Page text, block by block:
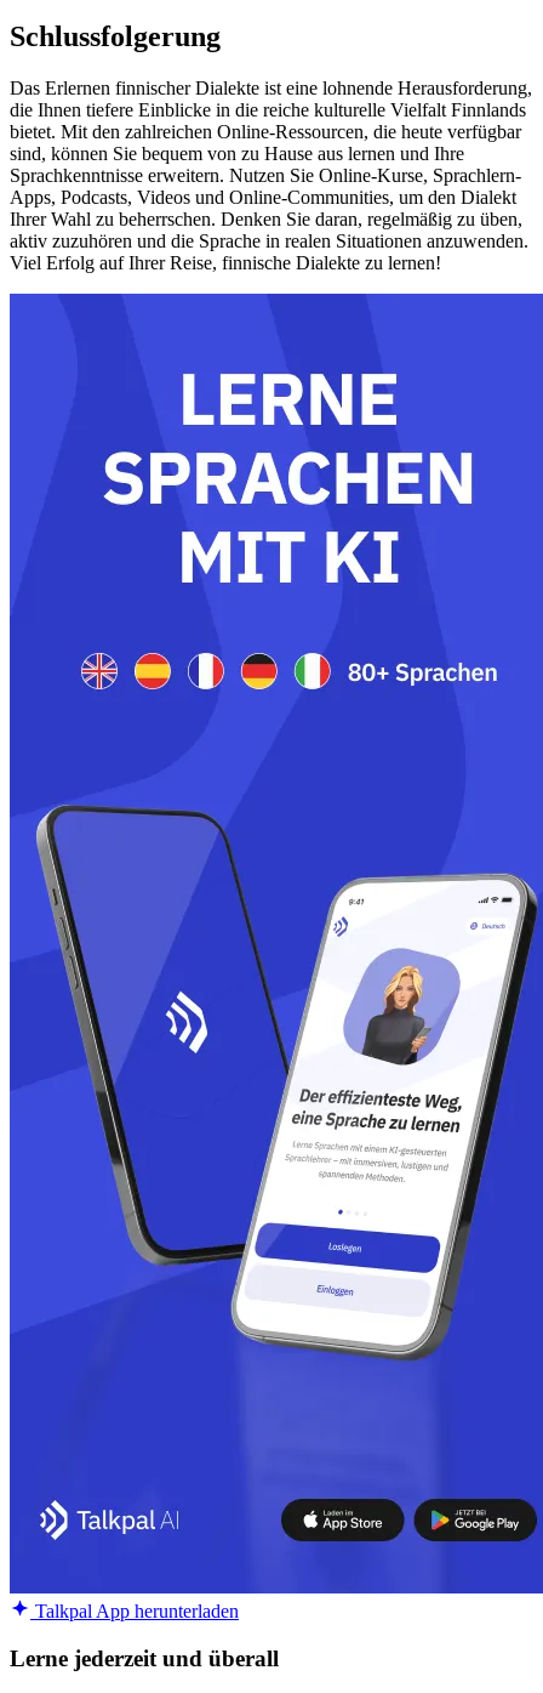
Schlussfolgerung
Das Erlernen finnischer Dialekte ist eine lohnende Herausforderung,
die Ihnen tiefere Einblicke in die reiche kulturelle Vielfalt Finnlands
bietet. Mit den zahlreichen Online-Ressourcen, die heute verfügbar
sind, können Sie bequem von zu Hause aus lernen und Ihre
Sprachkenntnisse erweitern. Nutzen Sie Online-Kurse, Sprachlern-
Apps, Podcasts, Videos und Online-Communities, um den Dialekt
Ihrer Wahl zu beherrschen. Denken Sie daran, regelmäßig zu üben,
aktiv zuzuhören und die Sprache in realen Situationen anzuwenden.
Viel Erfolg auf Ihrer Reise, finnische Dialekte zu lernen!
Talkpal App herunterladen
Lerne jederzeit und überall